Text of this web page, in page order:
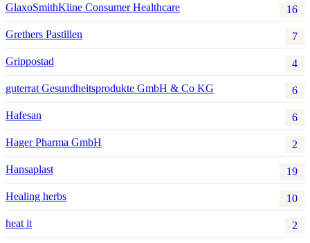
GlaxoSmithKline Consumer Healthcare 16
Grethers Pastillen 7
Grippostad 4
guterrat Gesundheitsprodukte GmbH & Co KG 6
Hafesan 6
Hager Pharma GmbH 2
Hansaplast 19
Healing herbs 10
heat it 2